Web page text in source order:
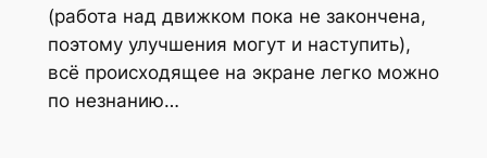
(работа над движком пока не закончена,
поэтому улучшения могут и наступить),
всё происходящее на экране легко можно
по незнанию…